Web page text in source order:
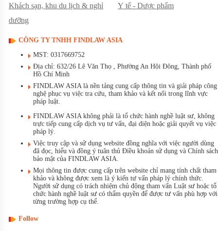
Khách sạn, khu du lịch & nghỉ
dưỡng
Y tế - Dược phẩm
CÔNG TY TNHH FINDLAW ASIA
MST: 0317669752
Địa chỉ: 632/26 Lê Văn Thọ , Phường An Hội Đông, Thành phố
Hồ Chí Minh
FINDLAW ASIA là nền tảng cung cấp thông tin và giải pháp công
nghệ phục vụ việc tra cứu, tham khảo và kết nối trong lĩnh vực
pháp luật.
FINDLAW ASIA không phải là tổ chức hành nghề luật sư, không
trực tiếp cung cấp dịch vụ tư vấn, đại diện hoặc giải quyết vụ việc
pháp lý.
Việc truy cập và sử dụng website đồng nghĩa với việc người dùng
đã đọc, hiểu và đồng ý tuân thủ Điều khoản sử dụng và Chính sách
bảo mật của FINDLAW ASIA.
Mọi thông tin được cung cấp trên website chỉ mang tính chất tham
khảo và không được xem là ý kiến tư vấn pháp lý chính thức.
Người sử dụng có trách nhiệm chủ động tham vấn Luật sư hoặc tổ
chức hành nghề luật sư có thẩm quyền để được tư vấn phù hợp với
từng trường hợp cụ thể.
Follow